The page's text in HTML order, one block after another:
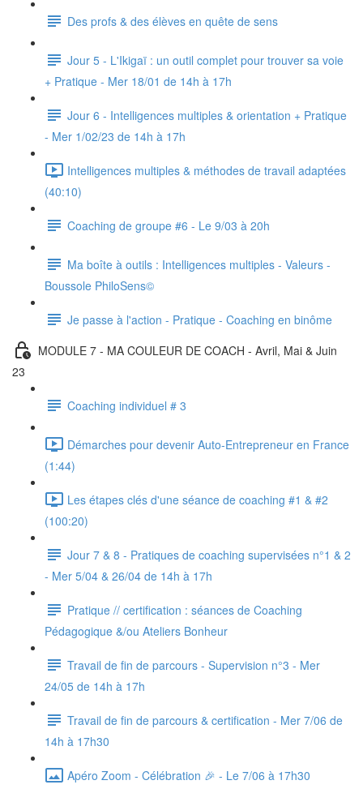
Des profs & des élèves en quête de sens
Jour 5 - L'Ikigaï : un outil complet pour trouver sa voie
+ Pratique - Mer 18/01 de 14h à 17h
Jour 6 - Intelligences multiples & orientation + Pratique
- Mer 1/02/23 de 14h à 17h
Intelligences multiples & méthodes de travail adaptées
(40:10)
Coaching de groupe #6 - Le 9/03 à 20h
Ma boîte à outils : Intelligences multiples - Valeurs -
Boussole PhiloSens©
Je passe à l'action - Pratique - Coaching en binôme
MODULE 7 - MA COULEUR DE COACH - Avril, Mai & Juin
23
Coaching individuel # 3
Démarches pour devenir Auto-Entrepreneur en France
(1:44)
Les étapes clés d'une séance de coaching #1 & #2
(100:20)
Jour 7 & 8 - Pratiques de coaching supervisées n°1 & 2
- Mer 5/04 & 26/04 de 14h à 17h
Pratique // certification : séances de Coaching
Pédagogique &/ou Ateliers Bonheur
Travail de fin de parcours - Supervision n°3 - Mer
24/05 de 14h à 17h
Travail de fin de parcours & certification - Mer 7/06 de
14h à 17h30
Apéro Zoom - Célébration 🎉 - Le 7/06 à 17h30